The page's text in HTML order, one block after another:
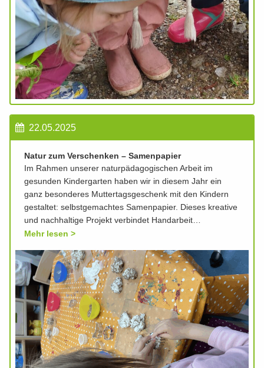
22.05.2025
Natur zum Verschenken – Samenpapier
Im Rahmen unserer naturpädagogischen Arbeit im
gesunden Kindergarten haben wir in diesem Jahr ein
ganz besonderes Muttertagsgeschenk mit den Kindern
gestaltet: selbstgemachtes Samenpapier. Dieses kreative
und nachhaltige Projekt verbindet Handarbeit…
Mehr lesen